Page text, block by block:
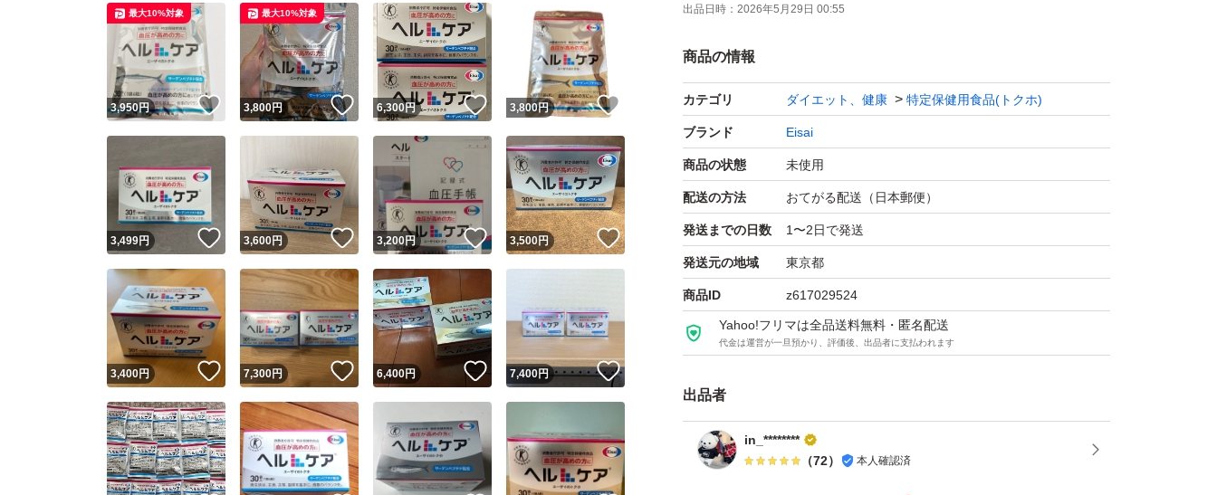
- 賞味期限: 2028/4
了承下さい。
出品日時： 2026年5月29日 00:55
商品の情報
カテゴリ ダイエット、健康 特定保健用食品(トクホ)
ブランド Eisai
商品の状態 未使用
配送の方法 おてがる配送（日本郵便）
発送までの日数 1〜2日で発送
発送元の地域 東京都
商品ID z617029524
Yahoo!フリマは全品送料無料・匿名配送
代金は運営が一旦預かり、評価後、出品者に支払われます
出品者
in_********
（72） 本人確認済
3,950円 いいね！
最大10%対象
3,800円 いいね！
最大10%対象
6,300円 いいね！
3,800円
3,499円 いいね！
3,600円 いいね！
3,200円 いいね！
3,500円 いいね！
3,400円 いいね！
7,300円 いいね！
6,400円 いいね！
7,400円 いいね！